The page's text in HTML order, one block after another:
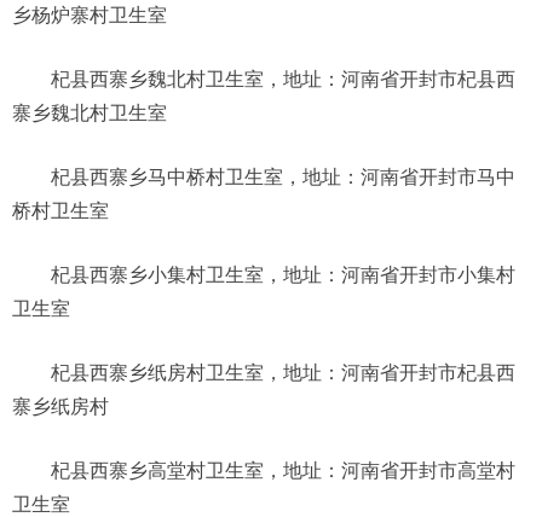
乡杨炉寨村卫生室
杞县西寨乡魏北村卫生室，地址：河南省开封市杞县西
寨乡魏北村卫生室
杞县西寨乡马中桥村卫生室，地址：河南省开封市马中
桥村卫生室
杞县西寨乡小集村卫生室，地址：河南省开封市小集村
卫生室
杞县西寨乡纸房村卫生室，地址：河南省开封市杞县西
寨乡纸房村
杞县西寨乡高堂村卫生室，地址：河南省开封市高堂村
卫生室